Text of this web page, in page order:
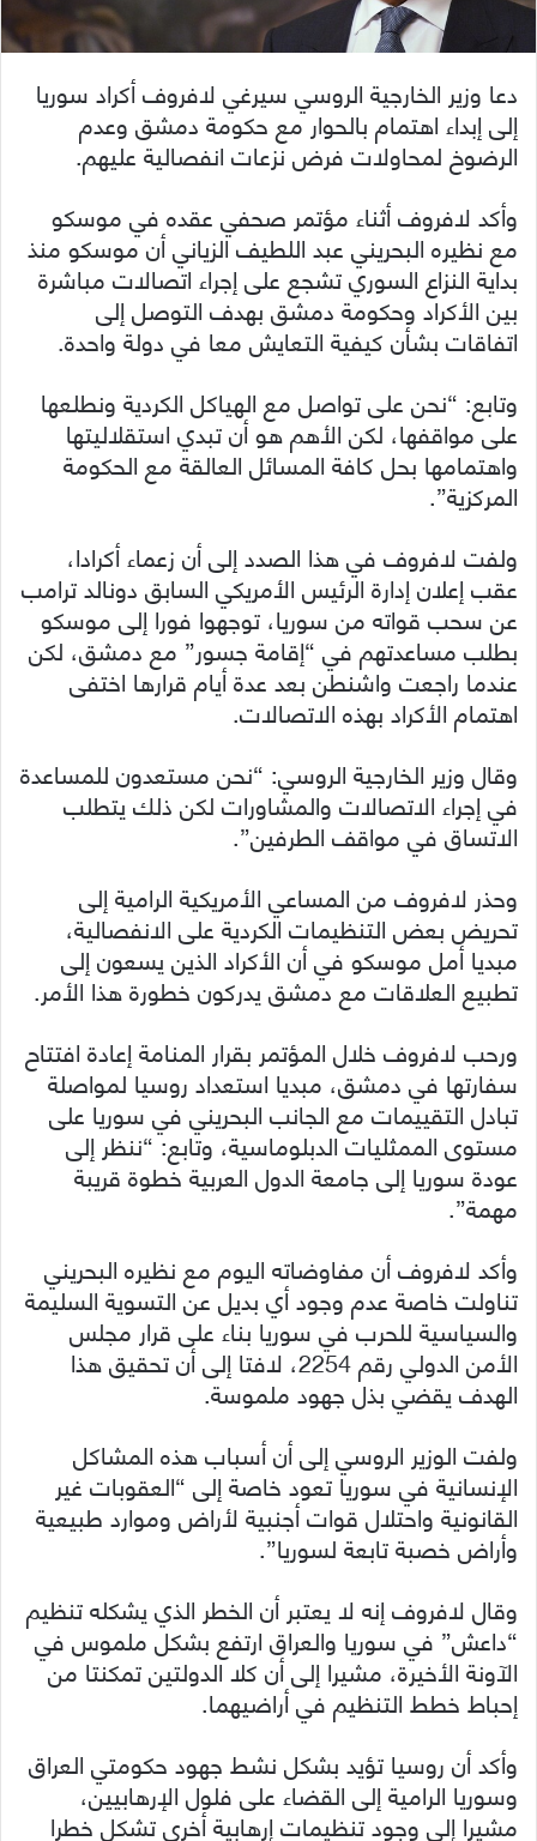
دعا وزير الخارجية الروسي سيرغي لافروف أكراد سوريا
إلى إبداء اهتمام بالحوار مع حكومة دمشق وعدم
الرضوخ لمحاولات فرض نزعات انفصالية عليهم.
وأكد لافروف أثناء مؤتمر صحفي عقده في موسكو
مع نظيره البحريني عبد اللطيف الزياني أن موسكو منذ
بداية النزاع السوري تشجع على إجراء اتصالات مباشرة
بين الأكراد وحكومة دمشق بهدف التوصل إلى
اتفاقات بشأن كيفية التعايش معا في دولة واحدة.
وتابع: “نحن على تواصل مع الهياكل الكردية ونطلعها
على مواقفها، لكن الأهم هو أن تبدي استقلاليتها
واهتمامها بحل كافة المسائل العالقة مع الحكومة
المركزية”.
ولفت لافروف في هذا الصدد إلى أن زعماء أكرادا،
عقب إعلان إدارة الرئيس الأمريكي السابق دونالد ترامب
عن سحب قواته من سوريا، توجهوا فورا إلى موسكو
بطلب مساعدتهم في “إقامة جسور” مع دمشق، لكن
عندما راجعت واشنطن بعد عدة أيام قرارها اختفى
اهتمام الأكراد بهذه الاتصالات.
وقال وزير الخارجية الروسي: “نحن مستعدون للمساعدة
في إجراء الاتصالات والمشاورات لكن ذلك يتطلب
الاتساق في مواقف الطرفين”.
وحذر لافروف من المساعي الأمريكية الرامية إلى
تحريض بعض التنظيمات الكردية على الانفصالية،
مبديا أمل موسكو في أن الأكراد الذين يسعون إلى
تطبيع العلاقات مع دمشق يدركون خطورة هذا الأمر.
ورحب لافروف خلال المؤتمر بقرار المنامة إعادة افتتاح
سفارتها في دمشق، مبديا استعداد روسيا لمواصلة
تبادل التقييمات مع الجانب البحريني في سوريا على
مستوى الممثليات الدبلوماسية، وتابع: “ننظر إلى
عودة سوريا إلى جامعة الدول العربية خطوة قريبة
مهمة”.
وأكد لافروف أن مفاوضاته اليوم مع نظيره البحريني
تناولت خاصة عدم وجود أي بديل عن التسوية السليمة
والسياسية للحرب في سوريا بناء على قرار مجلس
الأمن الدولي رقم 2254، لافتا إلى أن تحقيق هذا
الهدف يقضي بذل جهود ملموسة.
ولفت الوزير الروسي إلى أن أسباب هذه المشاكل
الإنسانية في سوريا تعود خاصة إلى “العقوبات غير
القانونية واحتلال قوات أجنبية لأراض وموارد طبيعية
وأراض خصبة تابعة لسوريا”.
وقال لافروف إنه لا يعتبر أن الخطر الذي يشكله تنظيم
“داعش” في سوريا والعراق ارتفع بشكل ملموس في
الآونة الأخيرة، مشيرا إلى أن كلا الدولتين تمكنتا من
إحباط خطط التنظيم في أراضيهما.
وأكد أن روسيا تؤيد بشكل نشط جهود حكومتي العراق
وسوريا الرامية إلى القضاء على فلول الإرهابيين،
مشيرا إلى وجود تنظيمات إرهابية أخرى تشكل خطرا